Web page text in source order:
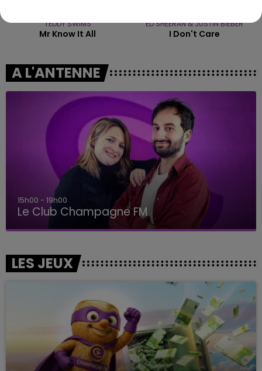
TEDDY SWIMS
Mr Know It All
ED SHEERAN & JUSTIN BIEBER
I Don't Care
A L'ANTENNE
15h00 - 19h00
Le Club Champagne FM
LES JEUX